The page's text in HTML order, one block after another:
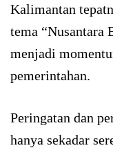
Kalimantan
tema “Nusantara
menjadi
pemerintahan.
Peringatan dan
hanya sekadar